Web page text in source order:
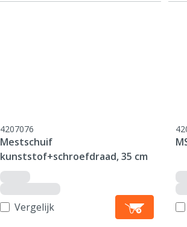
4207076
Mestschuif
kunststof+schroefdraad, 35 cm
Vergelijk